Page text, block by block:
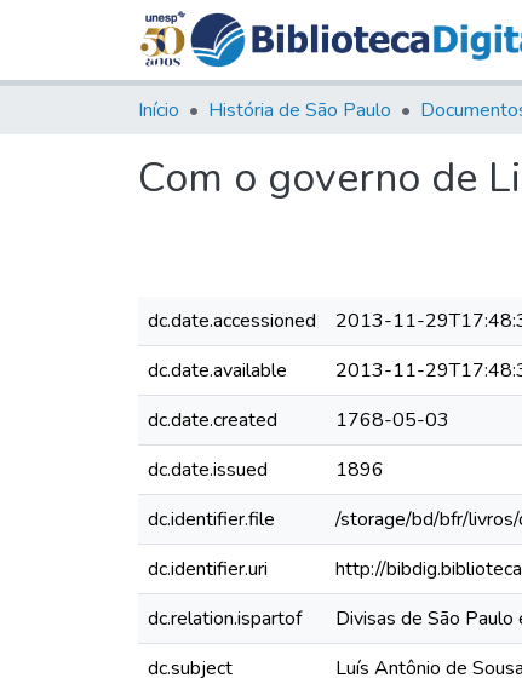
Início História de São Paulo
Com o governo de
dc.date.accessioned
2013-11-
dc.date.available
2013-11-
dc.date.created
1768-05-03
dc.date.issued
1896
dc.identifier.file
/storage/bd/bfr/
dc.identifier.uri
http://
dc.relation.ispartof
Divisas de São Paulo
dc.subject
Luís Antônio de Sousa